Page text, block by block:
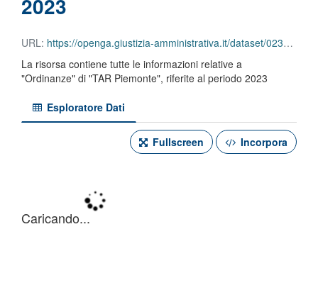
2023
URL: https://openga.giustizia-amministrativa.it/dataset/023e7b8d-5fa0-4d2f-8033-3622311cd558/resource/9a610d51-6947-441c-b5ac-ff78479586d6/download/tar-piemonte-ordinanze-2023.csv
La risorsa contiene tutte le informazioni relative a
"Ordinanze" di "TAR Piemonte", riferite al periodo 2023
Esploratore Dati
Fullscreen Incorpora